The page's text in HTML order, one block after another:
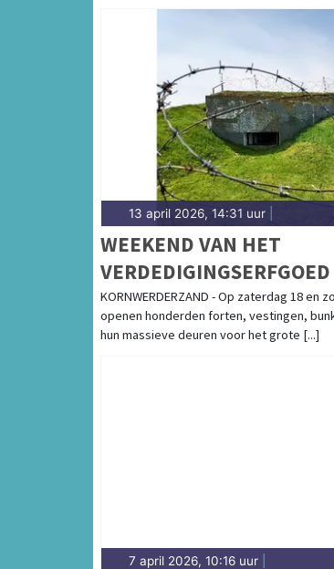
OOSTERDELGEBIED
13 april 2026, 14:31 uur
WEEKEND VAN HET
KAZEMATTENMUSEUM
KORNWERDERZAND - Op zaterdag 18 en
openen honderden forten, vestingen,
hun massieve deuren voor het grote [...]
7 april 2026, 10:16 uur